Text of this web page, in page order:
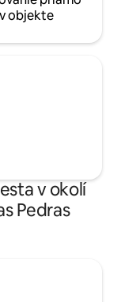
v objekte
v okolí
Pedras